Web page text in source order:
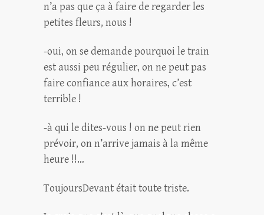
n’a pas que ça à faire de regarder les
petites fleurs, nous !
-oui, on se demande pourquoi le train
est aussi peu régulier, on ne peut pas
faire confiance aux horaires, c’est
terrible !
-à qui le dites-vous ! on ne peut rien
prévoir, on n’arrive jamais à la même
heure !!…
ToujoursDevant était toute triste.